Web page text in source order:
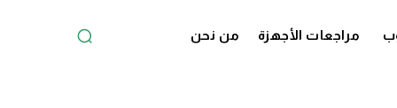
مراجعات الأجهزة من نحن